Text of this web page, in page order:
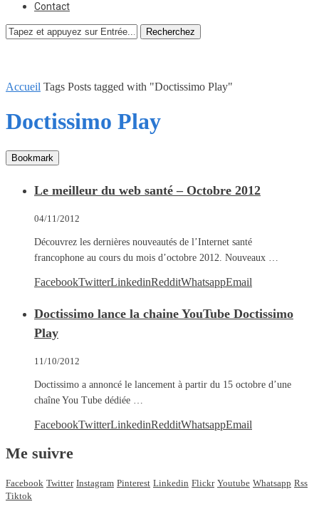
Contact
Recherchez
Accueil Tags Posts tagged with "Doctissimo Play"
Doctissimo Play
Bookmark
Le meilleur du web santé – Octobre 2012
04/11/2012
Découvrez les dernières nouveautés de l’Internet santé
francophone au cours du mois d’octobre 2012. Nouveaux …
FacebookTwitterLinkedinRedditWhatsappEmail
Doctissimo lance la chaine YouTube Doctissimo
Play
11/10/2012
Doctissimo a annoncé le lancement à partir du 15 octobre d’une
chaîne You Tube dédiée …
FacebookTwitterLinkedinRedditWhatsappEmail
Me suivre
Facebook Twitter Instagram Pinterest Linkedin Flickr Youtube Whatsapp Rss
Tiktok